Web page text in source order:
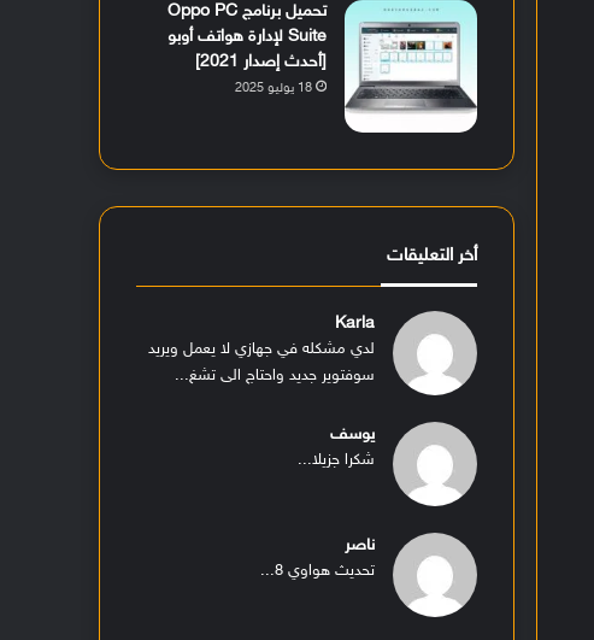
تحميل برنامج Oppo PC
Suite لإدارة هواتف أوبو
[أحدث إصدار 2021]
18 يوليو 2025
أخر التعليقات
Karla
لدي مشكله في جهازي لا يعمل ويريد
سوفتوير جديد واحتاج الى تشغ...
يوسف
شكرا جزيلا...
ناصر
تحديث هواوي 8...